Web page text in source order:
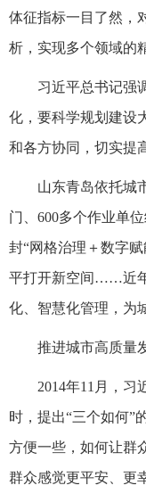
体征指标一目了然，
析，实现多个领域的
习近平总书记强
化，要科学规划建设
和各方协同，切实提
山东青岛依托城
门、600多个作业单
封“网格治理＋数字
平打开新空间……近
化、智慧化管理，为
推进城市高质量
2014年11月，习
时，提出“三个如何”
方便一些，如何让群
群众感觉更平安、更